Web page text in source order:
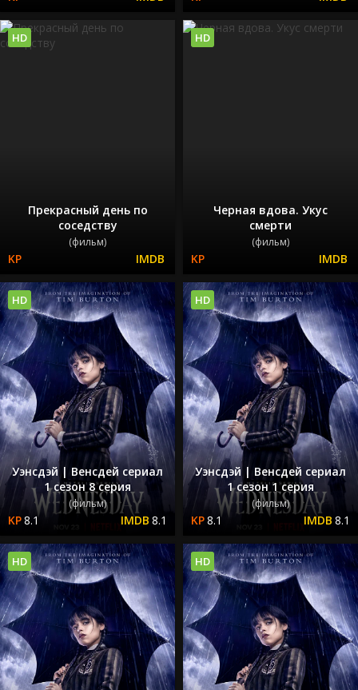
Прекрасный день по
соседству
(фильм)
HD
Черная вдова. Укус
смерти
(фильм)
HD
Уэнсдэй | Венсдей сериал
1 сезон 8 серия
(фильм)
8.1 8.1
HD
Уэнсдэй | Венсдей сериал
1 сезон 1 серия
(фильм)
8.1 8.1
HD
HD HD